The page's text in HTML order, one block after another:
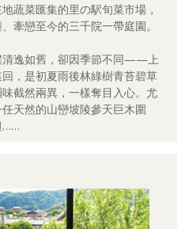
蔬菜匯集的里の駅旬菜市場，
牽戀至今的三千院一帶庭園。
清逸如舊，卻因季節不同——上
，是初夏雨後林綠樹青苔碧草
截然兩異，一樣奪目入心。尤
天然的山巒坡陵參天巨木圍
……